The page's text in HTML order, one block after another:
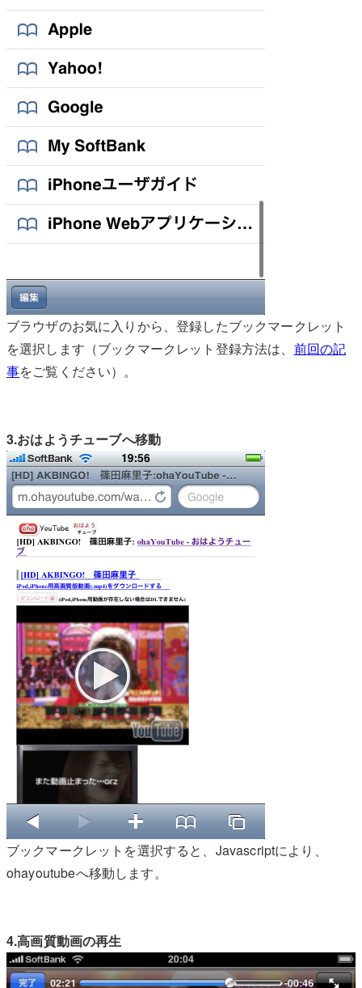
ブラウザのお気に入りから、登録したブックマークレット
を選択します（ブックマークレット登録方法は、 前回の記
事をご覧ください）。
3.おはようチューブへ移動
ブックマークレットを選択すると、Javascriptにより、
ohayoutubeへ移動します。
4.高画質動画の再生